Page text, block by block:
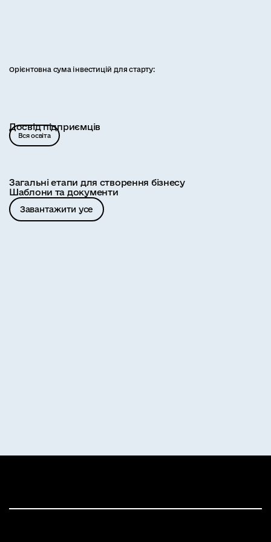
Орієнтовна сума інвестицій для старту:
Досвід підприємців
Вся освіта
Загальні етапи для створення бізнесу
Шаблони та документи
Завантажити усе